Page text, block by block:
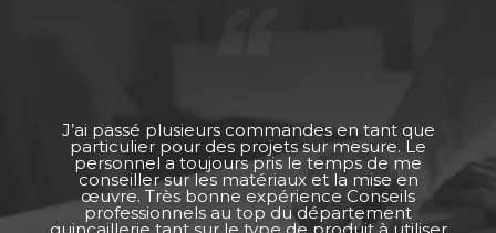
J’ai passé plusieurs commandes en tant que
particulier pour des projets sur mesure. Le
personnel a toujours pris le temps de me
conseiller sur les matériaux et la mise en
œuvre. Très bonne expérience Conseils
professionnels au top du département